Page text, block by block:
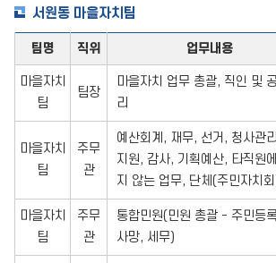
서원동 마을자치팀
팀명 직위 업무내용
마을자치
팀
팀장
마을자치 업무 총괄, 직인 및
리
마을자치
팀
주무
관
예산회계, 재무, 선거, 청사관
지원, 감사, 기획예산, 타직원
지 않는 업무, 단체(주민자치
마을자치
팀
주무
관
통합민원(민원 총괄 - 주민등
사망, 세무)